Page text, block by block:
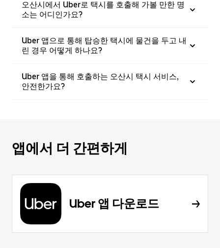
오산시에서 Uber로 택시를 호출해 가볼 만한 명
소는 어디인가요?
Uber 앱으로 통해 탑승한 택시에 물건을 두고 내
린 경우 어떻게 하나요?
Uber 앱을 통해 호출하는 오산시 택시 서비스,
안전한가요?
앱에서 더 간편하게
Uber 앱 다운로드